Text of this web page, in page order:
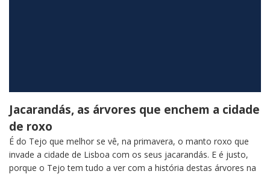
Jacarandás, as árvores que enchem a cidade
de roxo
É do Tejo que melhor se vê, na primavera, o manto roxo que
invade a cidade de Lisboa com os seus jacarandás. E é justo,
porque o Tejo tem tudo a ver com a história destas árvores na